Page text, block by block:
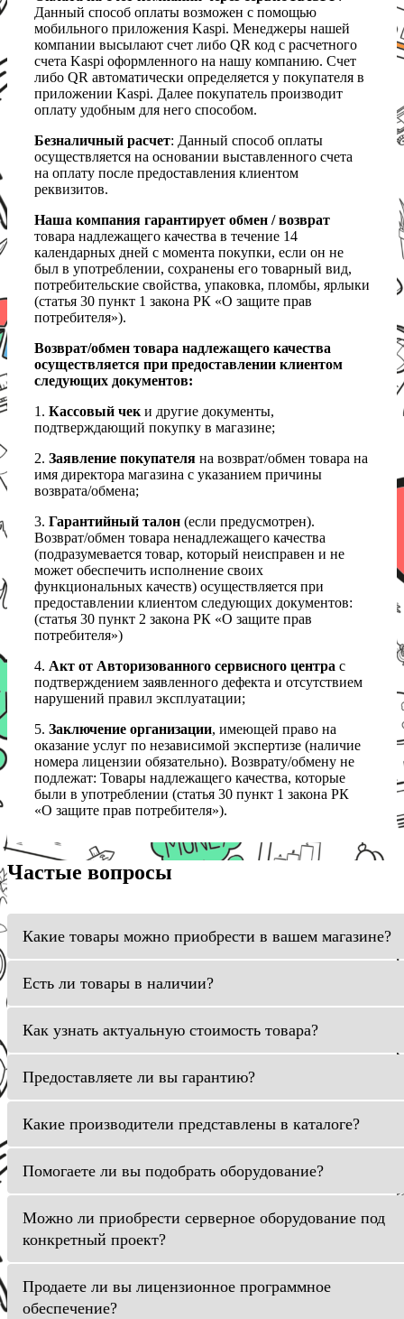
Данный способ оплаты возможен с помощью
мобильного приложения Kaspi. Менеджеры нашей
компании высылают счет либо QR код с расчетного
счета Kaspi оформленного на нашу компанию. Счет
либо QR автоматически определяется у покупателя в
приложении Kaspi. Далее покупатель производит
оплату удобным для него способом.
Безналичный расчет: Данный способ оплаты
осуществляется на основании выставленного счета
на оплату после предоставления клиентом
реквизитов.
Наша компания гарантирует обмен / возврат
товара надлежащего качества в течение 14
календарных дней с момента покупки, если он не
был в употреблении, сохранены его товарный вид,
потребительские свойства, упаковка, пломбы, ярлыки
(статья 30 пункт 1 закона РК «О защите прав
потребителя»).
Возврат/обмен товара надлежащего качества
осуществляется при предоставлении клиентом
следующих документов:
1. Кассовый чеки другие документы,
подтверждающий покупку в магазине;
2. Заявление покупателя на возврат/обмен товара на
имя директора магазина с указанием причины
возврата/обмена;
3. Гарантийный талон (если предусмотрен).
Возврат/обмен товара ненадлежащего качества
(подразумевается товар, который неисправен и не
может обеспечить исполнение своих
функциональных качеств) осуществляется при
предоставлении клиентом следующих документов:
(статья 30 пункт 2 закона РК «О защите прав
потребителя»)
4. Акт от Авторизованного сервисного центра с
подтверждением заявленного дефекта и отсутствием
нарушений правил эксплуатации;
5. Заключение организации, имеющей право на
оказание услуг по независимой экспертизе (наличие
номера лицензии обязательно). Возврату/обмену не
подлежат: Товары надлежащего качества, которые
были в употреблении (статья 30 пункт 1 закона РК
«О защите прав потребителя»).
Частые вопросы
Какие товары можно приобрести в вашем магазине?
Есть ли товары в наличии?
Как узнать актуальную стоимость товара?
Предоставляете ли вы гарантию?
Какие производители представлены в каталоге?
Помогаете ли вы подобрать оборудование?
Можно ли приобрести серверное оборудование под
конкретный проект?
Продаете ли вы лицензионное программное
обеспечение?